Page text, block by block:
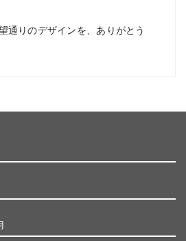
通りのデザインを、ありがとう